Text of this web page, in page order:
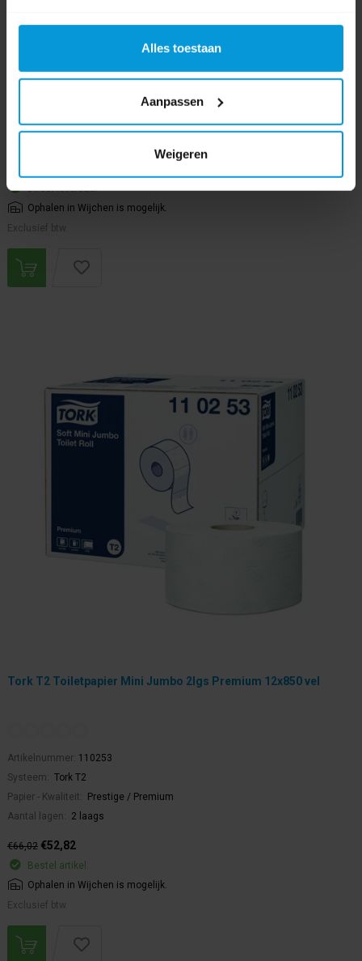
Alles toestaan
Aanpassen
Weigeren
Artikelnummer:120160
Papier - Kwaliteit:
Direct leverbaar
Ophalen in Wijchen is mogelijk.
Exclusief btw.
Tork T2 Toiletpapier Mini Jumbo 2lgs Premium 12x850 vel
Artikelnummer: 110253
Systeem:
Tork T2
Papier - Kwaliteit:
Prestige / Premium
Aantal lagen:
2 laags
€66,02 €52,82
Bestel artikel.
Ophalen in Wijchen is mogelijk.
Exclusief btw.